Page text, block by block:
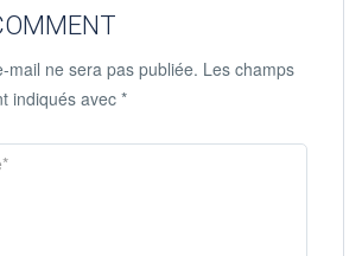
mail ne sera pas publiée. Les champs
indiqués avec *